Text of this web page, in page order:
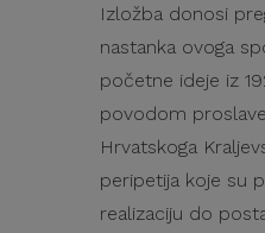
Izložba donosi
nastanka ovoga
početne ideje iz
povodom
Hrvatskoga
peripetija koje su
realizaciju do